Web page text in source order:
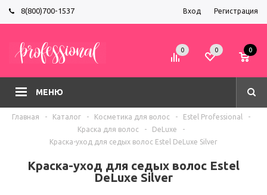
8(800)700-1537 Вход Регистрация
МЕНЮ
0 0 0
Главная - Каталог - Косметика для волос - Estel Professional
-
Краска для волос
- DeLuxe
-
Краска-уход для седых волос Estel DeLuxe Silver
Краска-уход для седых волос Estel
DeLuxe Silver